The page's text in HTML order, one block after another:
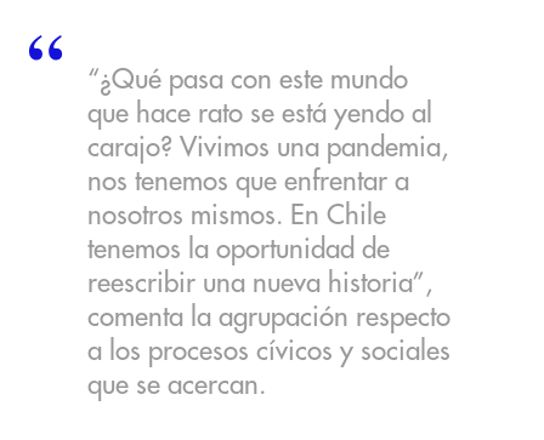
“¿Qué pasa con este mundo
que hace rato se está yendo al
carajo? Vivimos una pandemia,
nos tenemos que enfrentar a
nosotros mismos. En Chile
tenemos la oportunidad de
reescribir una nueva historia”,
comenta la agrupación respecto
a los procesos cívicos y sociales
que se acercan.